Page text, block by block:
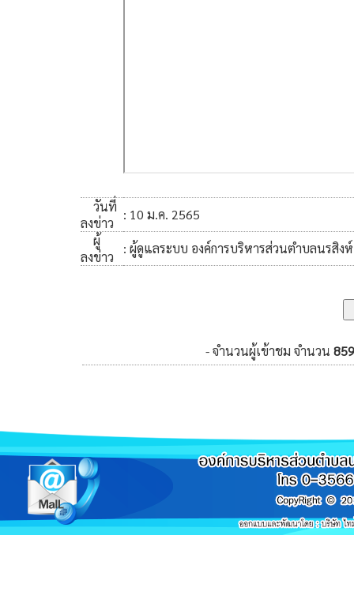
วันที่
ลงข่าว
: 10 ม.ค. 2565
ผู้
ลงข่าว
: ผู้ดูแลระบบ องค์การบริหารส่วนตำบลนรสิงห์
- จำนวนผู้เข้าชม จำนวน